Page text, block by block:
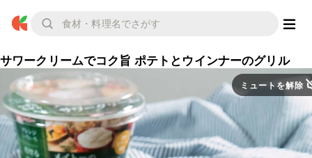
サワークリームでコク旨 ポテトとウインナーのグリル
ミュートを解除